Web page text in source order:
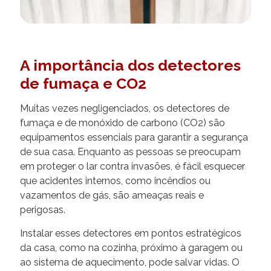
A importância dos detectores
de fumaça e CO2
Muitas vezes negligenciados, os detectores de
fumaça e de monóxido de carbono (CO2) são
equipamentos essenciais para garantir a segurança
de sua casa. Enquanto as pessoas se preocupam
em proteger o lar contra invasões, é fácil esquecer
que acidentes internos, como incêndios ou
vazamentos de gás, são ameaças reais e
perigosas.
Instalar esses detectores em pontos estratégicos
da casa, como na cozinha, próximo à garagem ou
ao sistema de aquecimento, pode salvar vidas. O